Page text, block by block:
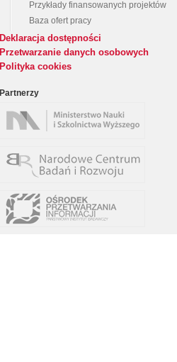
Przykłady finansowanych projektów
Baza ofert pracy
Deklaracja dostępności
Przetwarzanie danych osobowych
Polityka cookies
Partnerzy